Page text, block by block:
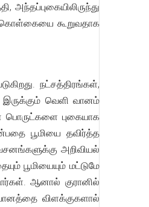
கூறுவதாக
நட்சத்திரங்கள்,
வெளி வானம்
பொருட்களை புகையாக
பூமியை தவிர்த்த
அறிவியல்
பூமியையும் மட்டுமே
ஆனால் குரானில்
விளக்குகளால்